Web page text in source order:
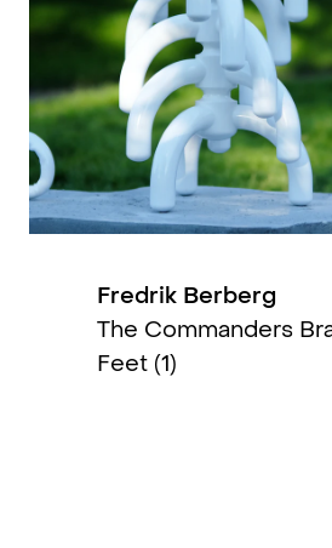
Fredrik Berberg
The Commanders
Feet (1)